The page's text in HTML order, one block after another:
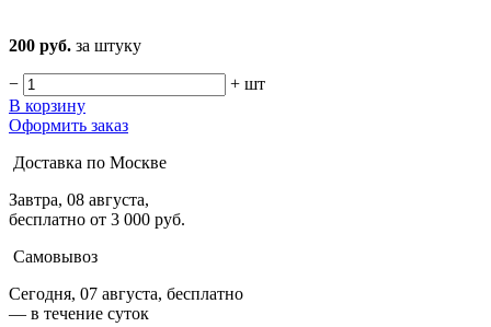
200 руб. за штуку
− + шт
В корзину
Оформить заказ
Доставка по Москве
Завтра, 08 августа,
бесплатно от 3 000 руб.
Самовывоз
Сегодня, 07 августа, бесплатно
— в течение суток